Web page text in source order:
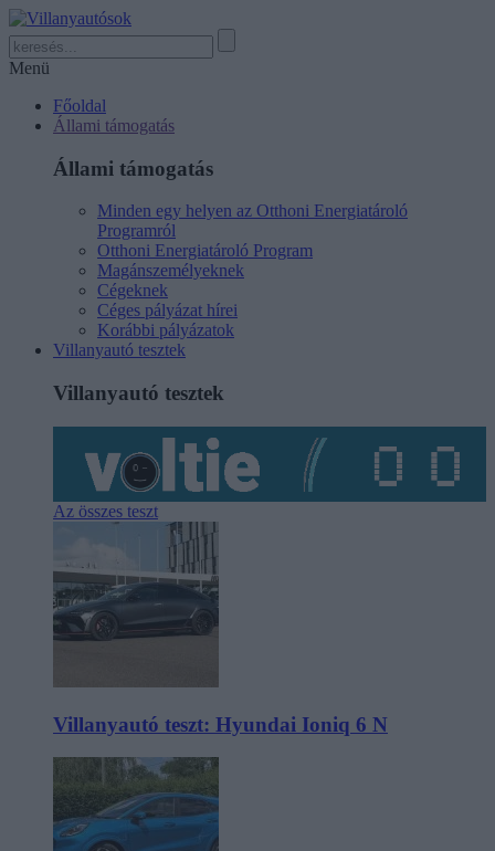
Menü
Főoldal
Állami támogatás
Állami támogatás
Minden egy helyen az Otthoni Energiatároló
Programról
Otthoni Energiatároló Program
Magánszemélyeknek
Cégeknek
Céges pályázat hírei
Korábbi pályázatok
Villanyautó tesztek
Villanyautó tesztek
Az összes teszt
Villanyautó teszt: Hyundai Ioniq 6 N